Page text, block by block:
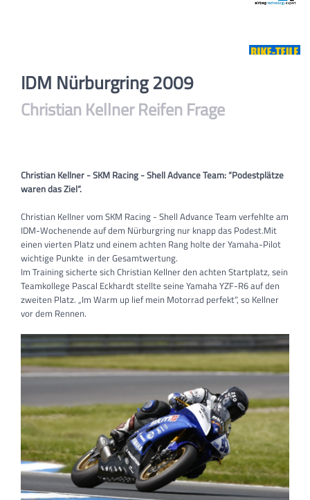
IDM Nürburgring 2009
Christian Kellner Reifen Frage
Christian Kellner - SKM Racing - Shell Advance Team: “Podestplätze
waren das Ziel“.
Christian Kellner vom SKM Racing - Shell Advance Team verfehlte am
IDM-Wochenende auf dem Nürburgring nur knapp das Podest.Mit
einen vierten Platz und einem achten Rang holte der Yamaha-Pilot
wichtige Punkte in der Gesamtwertung.
Im Training sicherte sich Christian Kellner den achten Startplatz, sein
Teamkollege Pascal Eckhardt stellte seine Yamaha YZF-R6 auf den
zweiten Platz. „Im Warm up lief mein Motorrad perfekt“, so Kellner
vor dem Rennen.